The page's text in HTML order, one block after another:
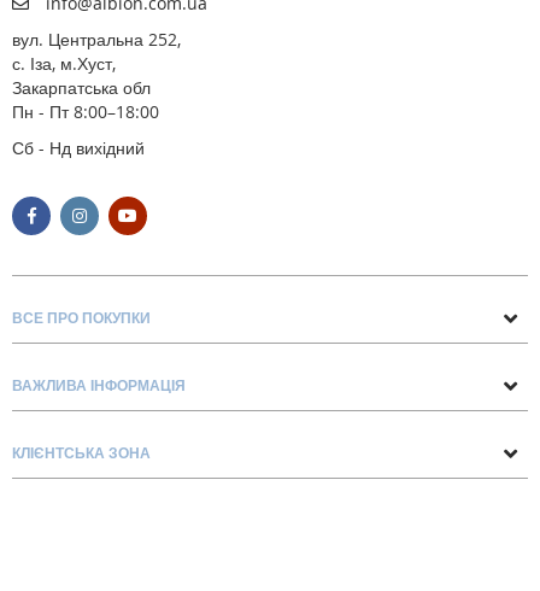
вул. Центральна 252,
с. Іза, м.Хуст,
Закарпатська обл
Пн - Пт 8:00–18:00
Сб - Нд вихідний
ВСЕ ПРО ПОКУПКИ
Про нас
Блог
ВАЖЛИВА ІНФОРМАЦІЯ
Доставка та оплата
КЛІЄНТСЬКА ЗОНА